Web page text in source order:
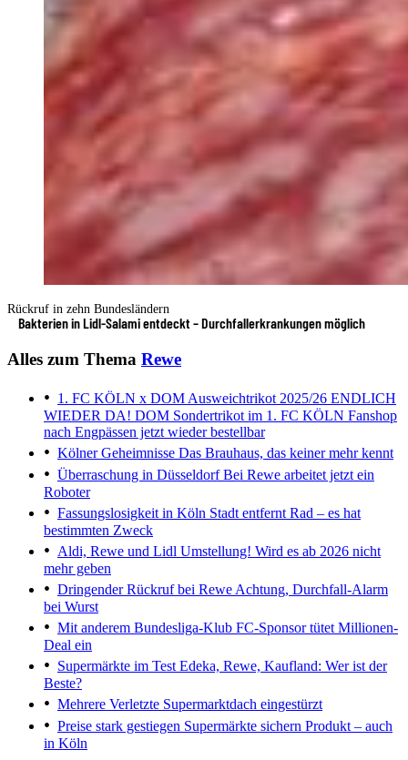
Rückruf in zehn Bundesländern
Bakterien in Lidl-Salami entdeckt – Durchfallerkrankungen möglich
Alles zum Thema Rewe
1. FC KÖLN x DOM Ausweichtrikot 2025/26 ENDLICH
WIEDER DA! DOM Sondertrikot im 1. FC KÖLN Fanshop
nach Engpässen jetzt wieder bestellbar
Kölner Geheimnisse Das Brauhaus, das keiner mehr kennt
Überraschung in DüsseldorfBei Rewe arbeitet jetzt ein
Roboter
Fassungslosigkeit in Köln Stadt entfernt Rad – es hat
bestimmten Zweck
Aldi, Rewe und Lidl Umstellung! Wird es ab 2026 nicht
mehr geben
Dringender Rückruf bei Rewe Achtung, Durchfall-Alarm
bei Wurst
Mit anderem Bundesliga-Klub FC-Sponsor tütet Millionen-
Deal ein
Supermärkte im Test Edeka, Rewe, Kaufland: Wer ist der
Beste?
Mehrere Verletzte Supermarktdach eingestürzt
Preise stark gestiegen Supermärkte sichern Produkt – auch
in Köln